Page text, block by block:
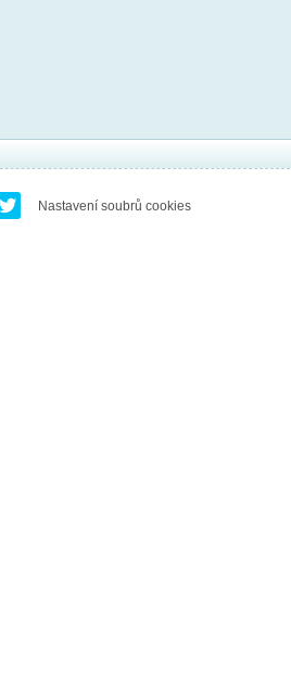
Nastavení soubrů cookies